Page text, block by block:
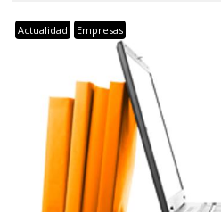
Actualidad Empresas